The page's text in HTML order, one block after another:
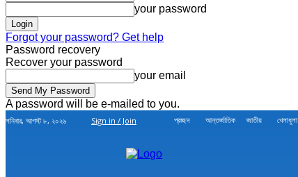
your password
Forgot your password? Get help
Password recovery
Recover your password
your email
A password will be e-mailed to you.
শনিবার, আগস্ট ৮, ২০২৬ Sign in / Join প্রচ্ছদ আন্তর্জাতিক জাতীয় খেলাধুলা